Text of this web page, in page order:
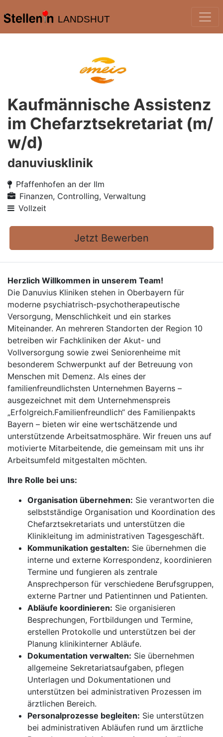
LANDSHUT
Kaufmännische Assistenz
im Chefarztsekretariat (m/
w/d)
danuviusklinik
Pfaffenhofen an der Ilm
Finanzen, Controlling, Verwaltung
Vollzeit
Jetzt Bewerben
Herzlich Willkommen in unserem Team!
Die Danuvius Kliniken stehen in Oberbayern für
moderne psychiatrisch-psychotherapeutische
Versorgung, Menschlichkeit und ein starkes
Miteinander. An mehreren Standorten der Region 10
betreiben wir Fachkliniken der Akut- und
Vollversorgung sowie zwei Seniorenheime mit
besonderem Schwerpunkt auf der Betreuung von
Menschen mit Demenz. Als eines der
familienfreundlichsten Unternehmen Bayerns –
ausgezeichnet mit dem Unternehmenspreis
„Erfolgreich.Familienfreundlich“ des Familienpakts
Bayern – bieten wir eine wertschätzende und
unterstützende Arbeitsatmosphäre. Wir freuen uns auf
motivierte Mitarbeitende, die gemeinsam mit uns ihr
Arbeitsumfeld mitgestalten möchten.
Ihre Rolle bei uns:
Organisation übernehmen: Sie verantworten die
selbstständige Organisation und Koordination des
Chefarztsekretariats und unterstützen die
Klinikleitung im administrativen Tagesgeschäft.
Kommunikation gestalten: Sie übernehmen die
interne und externe Korrespondenz, koordinieren
Termine und fungieren als zentrale
Ansprechperson für verschiedene Berufsgruppen,
externe Partner und Patientinnen und Patienten.
Abläufe koordinieren: Sie organisieren
Besprechungen, Fortbildungen und Termine,
erstellen Protokolle und unterstützen bei der
Planung klinikinterner Abläufe.
Dokumentation verwalten: Sie übernehmen
allgemeine Sekretariatsaufgaben, pflegen
Unterlagen und Dokumentationen und
unterstützen bei administrativen Prozessen im
ärztlichen Bereich.
Personalprozesse begleiten: Sie unterstützen
bei administrativen Abläufen rund um ärztliche